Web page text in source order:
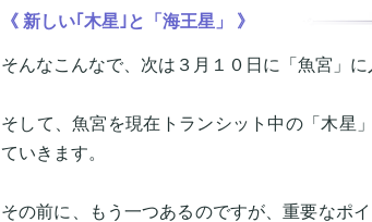
《 新しい｢木星｣と「海王星」 》
そんなこんなで、次は３月１０日に「魚宮」に
そして、魚宮を現在トランシット中の「木星
ていきます。
その前に、もう一つあるのですが、重要なポ